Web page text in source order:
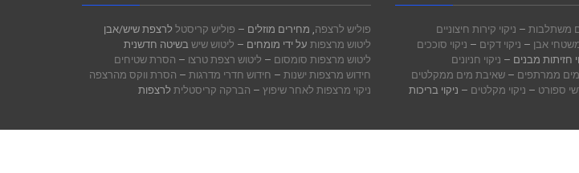
משתלבות – ניקוי קירות חיצוניים
משטחי אבן – ניקוי דקים – ניקוי סוככים
חזיתות מבנים – ניקוי חניונים
ממרתפים – שאיבת מים ממקלטים
ספורט – ניקוי מקלטים – ניקוי בריכות
פוליש לרצפה, מחירים מוזלים – פוליש קריסטל לרצפת שיש/אבן
ליטוש מרצפות על ידי מומחים – ליטוש שישבשיטה חדשנית
ליטוש מרצפות סומסום – ליטוש רצפת טרצו – הסרת שטיחים
חידוש מרצפות ישנות – חידוש חדרי מדרגות – הסרת ווקס מהרצפה
ניקוי מרצפות לאחר שיפוץ – הברקה קריסטלית לרצפות